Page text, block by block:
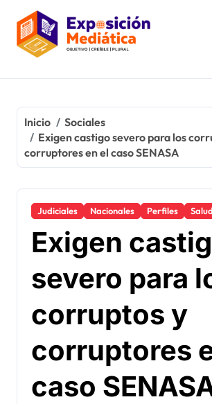
contenido
Inicio
Sociales
Exigen castigo severo para los
corruptores en el caso SENASA
Judiciales Nacionales Perfiles Salud
Exigen
severo para
corruptos y
corruptores
caso